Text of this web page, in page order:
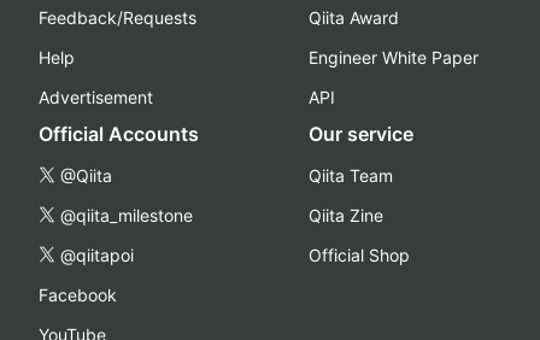
Feedback/Requests
Help
Advertisement
Qiita Award
Engineer White Paper
API
Official Accounts
@Qiita
@qiita_milestone
@qiitapoi
Facebook
YouTube
Our service
Qiita Team
Qiita Zine
Official Shop